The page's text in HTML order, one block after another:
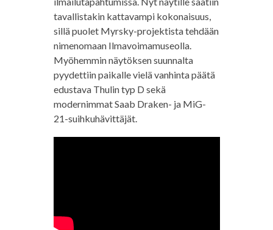
tavallistakin kattavampi kokonaisuus,
sillä puolet Myrsky-projektista tehdään
nimenomaan Ilmavoimamuseolla.
Myöhemmin näytöksen suunnalta
pyydettiin paikalle vielä vanhinta päätä
edustava Thulin typ D sekä
modernimmat Saab Draken- ja MiG-
21-suihkuhävittäjät.